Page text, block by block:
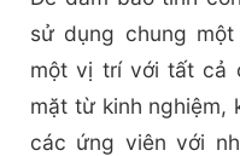
sử dụng chung
một vị trí với tất cả
mặt từ kinh nghiệm,
các ứng viên với